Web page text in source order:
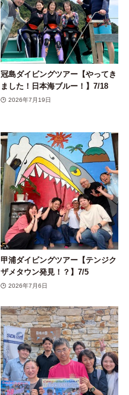
冠島ダイビングツアー【やってき
ました！日本海ブルー！】7/18
2026年7月19日
甲浦ダイビングツアー【テンジク
ザメタウン発見！？】7/5
2026年7月6日